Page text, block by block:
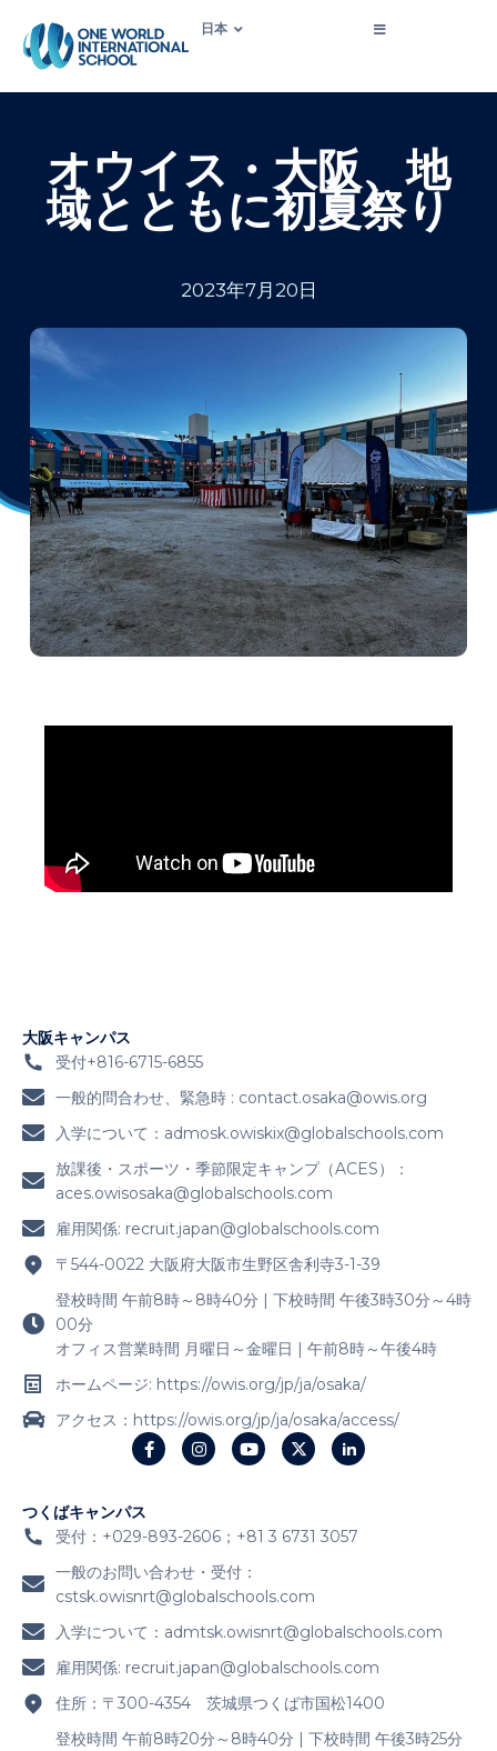
日本
オウイス・大阪、地
域とともに初夏祭り
2023年7月20日
大阪キャンパス
受付+816-6715-6855
一般的問合わせ、緊急時 : contact.osaka@owis.org
入学について： admosk.owiskix@globalschools.com
放課後・スポーツ・季節限定キャンプ（ACES）：
aces.owisosaka@globalschools.com
雇用関係: recruit.japan@globalschools.com
〒544-0022 大阪府大阪市生野区舎利寺3-1-39
登校時間 午前8時～8時40分 | 下校時間 午後3時30分～4時
00分
オフィス営業時間 月曜日～金曜日 | 午前8時～午後4時
ホームページ: https://owis.org/jp/ja/osaka/
アクセス：https://owis.org/jp/ja/osaka/access/
つくばキャンパス
受付：+029-893-2606；+81 3 6731 3057
一般のお問い合わせ・受付：
cstsk.owisnrt@globalschools.com
入学について： admtsk.owisnrt@globalschools.com
雇用関係: recruit.japan@globalschools.com
住所：〒300-4354 茨城県つくば市国松1400
登校時間 午前8時20分～8時40分 | 下校時間 午後3時25分